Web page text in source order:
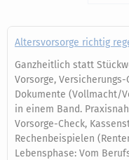
Altersvorsorge richtig
Ganzheitlich statt
Vorsorge,
Dokumente (Vollmacht/
in einem Band.
Vorsorge-Check,
Rechenbeispielen
Lebensphase: Vom